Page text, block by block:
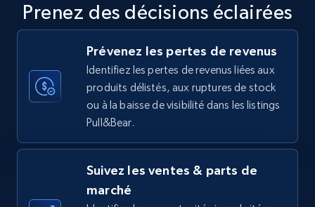
Title, Seller name, Brand, Description, Initial
price, Currency, Availability, Reviews count, and
5.7K+ Commencer
Amazon products - find products by using
upc numbers
Title, Seller name, Brand, Description, Initial
Prenez des décisions éclairées
Prévenez les pertes de revenus
Identifiez les pertes de revenus liées aux
produits délistés, aux ruptures de stock
ou à la baisse de visibilité dans les listings
Pull&Bear.
Suivez les ventes & parts de
marché